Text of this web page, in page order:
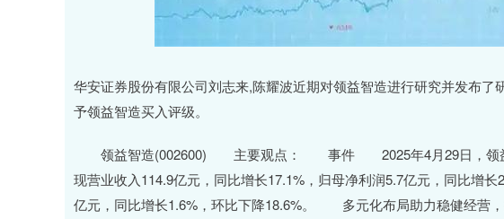
华安证券股份有限公司刘志来,陈耀波近期对领益智造进行研究并发布
予领益智造买入评级。
领益智造(002600) 主要观点： 事件 2025年4月29日，领益智
现营业收入114.9亿元，同比增长17.1%，归母净利润5.7亿元，同比增
亿元，同比增长1.6%，环比下降18.6%。 多元化布局助力稳健经